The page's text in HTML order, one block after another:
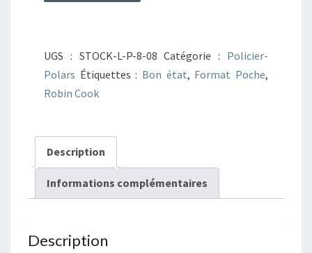
Suarez
UGS : STOCK-L-P-8-08 Catégorie : Policier-
Polars Étiquettes : Bon état, Format Poche,
Robin Cook
Description
Informations complémentaires
Description